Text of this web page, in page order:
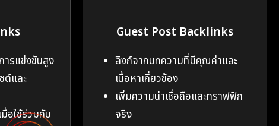
ารแข่งขันสูง
ต์และ
อใช้ร่วมกับ
Guest Post Backlinks
ลิงก์จากบทความที่มีคุณค่าและ
เนื้อหาเกี่ยวข้อง
เพิ่มความน่าเชื่อถือและทราฟฟิก
จริง